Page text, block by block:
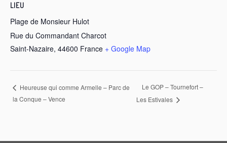
LIEU
Plage de Monsieur Hulot
Rue du Commandant Charcot
Saint-Nazaire, 44600 France + Google Map
Heureuse qui comme Armelle – Parc de
la Conque – Vence
Le GOP – Tournefort –
Les Estivales